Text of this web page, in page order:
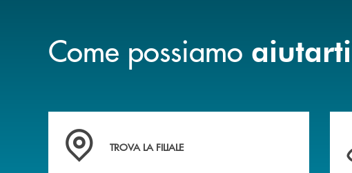
Come possiamo aiutarti
Accedi all' elenco completo delle filiali della banca.
TROVA LA FILIALE